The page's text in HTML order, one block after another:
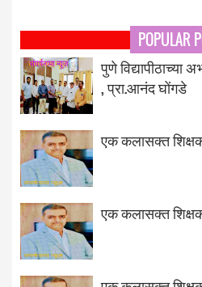
POPULAR
पुणे
, प्रा.आनंद घोंगडे
एक कलासक्त
एक कलासक्त